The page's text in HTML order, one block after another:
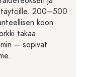
täytöille. 200–500
koon
takaa
– sopivat